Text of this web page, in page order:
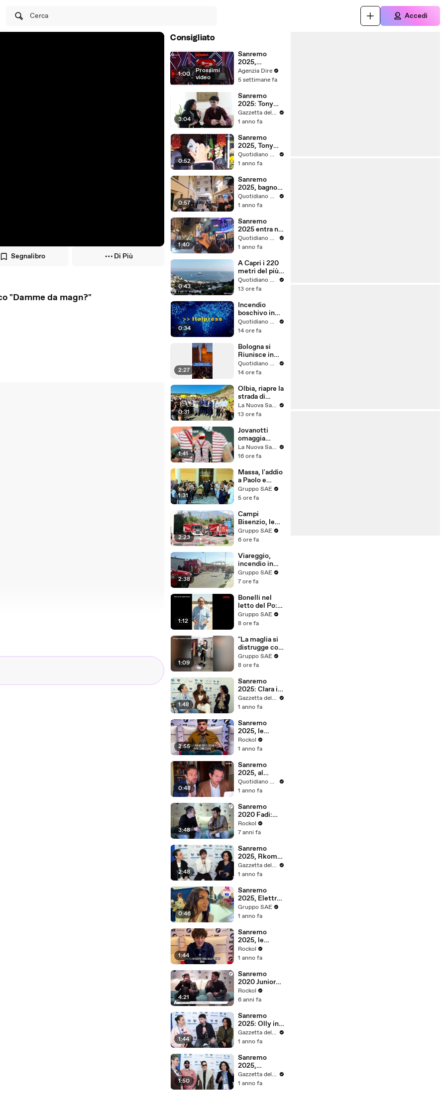
Cerca Accedi
Segnalibro Di Più
"Damme da magn?"
Consigliato
1:00 | Prossimi
video
Sanremo
2025,
intervista
Tony Effe a
Agenzia Dire
5 settimane fa
3:04
Sanremo
2025: Tony
Effe in gara
con “Damme
Gazzetta del Sud
1 anno fa
0:52
Sanremo
2025, Tony
Effe
distribuisce
Quotidiano Nazionale
1 anno fa
0:57
Sanremo
2025, bagno
di folla per
l'arrivo di?
all'Ariston
Quotidiano Nazionale
1 anno fa
1:40
Sanremo
2025 entra nel
vivo, gli artisti
"sfilano" sul
Quotidiano Nazionale
1 anno fa
0:43
A Capri i 220
metri del più
grande yacht
a vela del
Quotidiano Nazionale
13 ore fa
0:34
Incendio
boschivo in
area impervia
a Canossa nel
Quotidiano Nazionale
14 ore fa
2:27
Bologna si
Riunisce in
Coro per
Omaggiare
Guccini
davanti alla
sua Casa
Storica
Quotidiano Nazionale
14 ore fa
0:31
Olbia, riapre la
strada di
Monte Pino:
10 anni fa la
dell'alluvione
- VIDEO
La Nuova Sardegna
13 ore fa
1:41
Jovanotti
omaggia
Guccini: sul
palco di Olbia
silenzio per il
"Maestrone"
scomparso -
VIDEO
La Nuova Sardegna
16 ore fa
1:31
Massa, l'addio
a Paolo e
Graziella
morti
sulla Terni-
Rieti
Gruppo SAE
5 ore fa
2:23
Campi
Bisenzio, le
fiamme
divorano un
impressionant
i immagini dei
vigili del
fuoco
Gruppo SAE
6 ore fa
2:38
Viareggio,
incendio in
Passeggiata
Gruppo SAE
7 ore fa
1:12
Bonelli nel
letto del Po:
"Fiume in
secca, Meloni
ignorare
emergenza"
Gruppo SAE
8 ore fa
1:09
"La maglia si
distrugge con
l'acqua", la
denuncia
vigile del
fuoco sulla
nuova divisa
Gruppo SAE
8 ore fa
1:48
Sanremo
2025: Clara in
gara con
“Febbre
Gazzetta del Sud
1 anno fa
2:55
Sanremo
2025, le
interviste di
Rockol: Olly
Rockol
1 anno fa
0:48
Sanremo
2025, al
"PrimaFestiva
l" arriva il duo
Sansoni"
Quotidiano Nazionale
1 anno fa
3:48
Sanremo
2020 Fadi:
"Fadi fa di
tutto!"
Rockol
7 anni fa
2:48
Sanremo
2025, Rkomi
sul palco
dell'Ariston
delle cose"
Gazzetta del Sud
1 anno fa
0:46
Sanremo
2025, Elettra
Lamborghini:
"Bello il
ieri mi sono
addormentata
"
Gruppo SAE
1 anno fa
1:44
Sanremo
2025, le
interviste di
Rockol:
Rockol
1 anno fa
4:21
Sanremo
2020 Junior
Cally: "Sarei
un bugiardo a
duro"
Rockol
6 anni fa
1:44
Sanremo
2025: Olly in
gara con
“Balorda
Gazzetta del Sud
1 anno fa
1:50
Sanremo
2025,
"Cuoricini" dei
Coma_Cose è
Gazzetta del Sud
1 anno fa